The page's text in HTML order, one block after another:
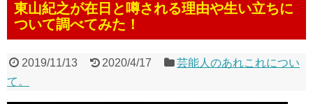
東山紀之が在日と噂される理由や生い立ちに
ついて調べてみた！
2019/11/13 2020/4/17
芸能人のあれこれについ
て。